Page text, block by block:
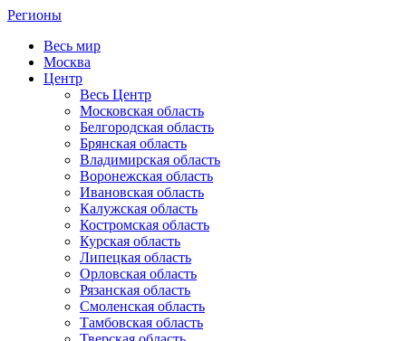
Регионы
Весь мир
Москва
Центр
Весь Центр
Московская область
Белгородская область
Брянская область
Владимирская область
Воронежская область
Ивановская область
Калужская область
Костромская область
Курская область
Липецкая область
Орловская область
Рязанская область
Смоленская область
Тамбовская область